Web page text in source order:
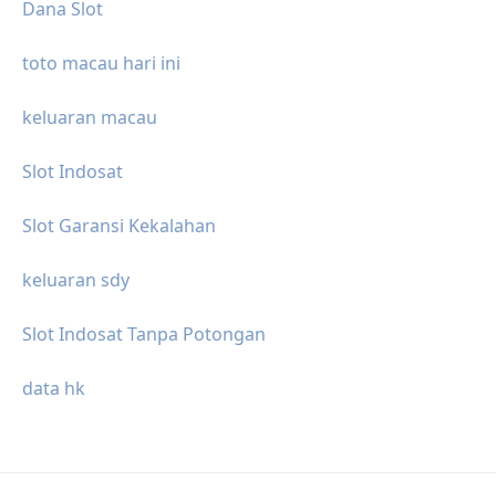
Dana Slot
toto macau hari ini
keluaran macau
Slot Indosat
Slot Garansi Kekalahan
keluaran sdy
Slot Indosat Tanpa Potongan
data hk